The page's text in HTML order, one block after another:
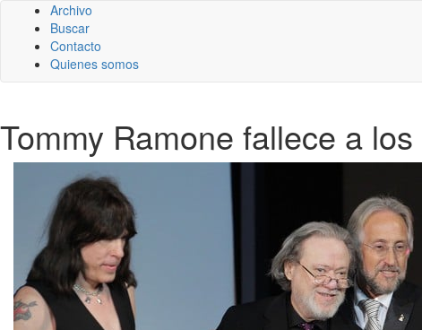
Archivo
Buscar
Contacto
Quienes somos
Tommy Ramone fallece a